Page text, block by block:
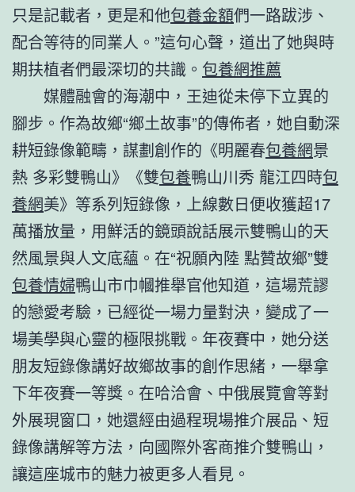
只是記載者，更是和他包養金額們一路跋涉、
配合等待的同業人。”這句心聲，道出了她與時
期扶植者們最深切的共識。 包養網推薦
媒體融會的海潮中，王迪從未停下立異的
腳步。作為故鄉“鄉土故事”的傳佈者，她自動深
耕短錄像範疇，謀劃創作的《明麗春包養網景
熱 多彩雙鴨山》《雙包養鴨山川秀 龍江四時包
養網美》等系列短錄像，上線數日便收獲超17
萬播放量，用鮮活的鏡頭說話展示雙鴨山的天
然風景與人文底蘊。在“祝願內陸 點贊故鄉”雙
包養情婦鴨山市巾幗推舉官他知道，這場荒謬
的戀愛考驗，已經從一場力量對決，變成了一
場美學與心靈的極限挑戰。年夜賽中，她分送
朋友短錄像講好故鄉故事的創作思緒，一舉拿
下年夜賽一等獎。在哈洽會、中俄展覽會等對
外展現窗口，她還經由過程現場推介展品、短
錄像講解等方法，向國際外客商推介雙鴨山，
讓這座城市的魅力被更多人看見。